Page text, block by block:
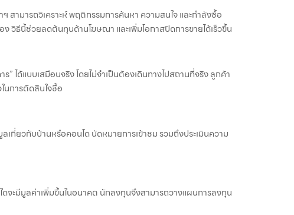
สามารถวิเคราะห์ พฤติกรรมการค้นหา ความสนใจ และกำลังซื้อ
ง วิธีนี้ช่วยลดต้นทุนด้านโฆษณา และเพิ่มโอกาสปิดการขายได้เร็วขึ้น
ได้แบบเสมือนจริง โดยไม่จำเป็นต้องเดินทางไปสถานที่จริง ลูกค้า
นการตัดสินใจซื้อ
ยวกับบ้านหรือคอนโด นัดหมายการเข้าชม รวมถึงประเมินความ
ดจะมีมูลค่าเพิ่มขึ้นในอนาคต นักลงทุนจึงสามารถวางแผนการลงทุน